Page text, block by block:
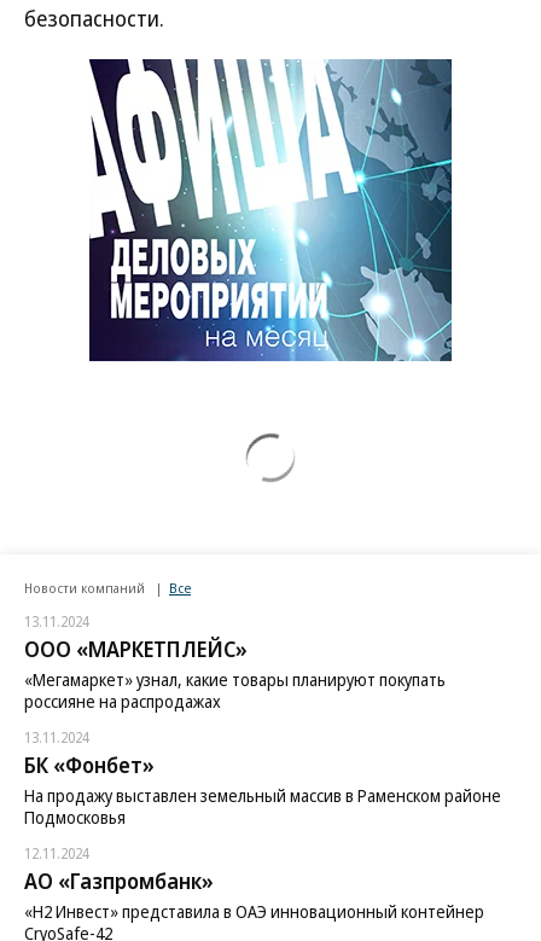
безопасности.
Новости компаний Все
13.11.2024
ООО «МАРКЕТПЛЕЙС»
«Мегамаркет» узнал, какие товары планируют покупать
россияне на распродажах
13.11.2024
БК «Фонбет»
На продажу выставлен земельный массив в Раменском районе
Подмосковья
12.11.2024
АО «Газпромбанк»
«H2 Инвест» представила в ОАЭ инновационный контейнер
CryoSafe-42